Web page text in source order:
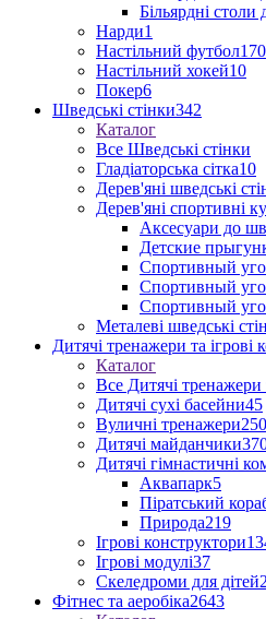
Більярдні столи
Нарди1
Настільний футбол170
Настільний хокей10
Покер6
Шведські стінки342
Каталог
Все Шведські стінки
Гладіаторська сітка10
Дерев'яні шведські
Дерев'яні спортивні
Аксесуари до
Детские
Спортивный
Спортивный
Спортивный
Металеві шведські
Дитячі тренажери та ігрові
Каталог
Все Дитячі тренажери
Дитячі сухі басейни45
Вуличні тренажери250
Дитячі майданчики
Дитячі гімнастичні
Аквапарк5
Піратський
Природа219
Ігрові конструктори
Ігрові модулі37
Скеледроми для дітей
Фітнес та аеробіка2643